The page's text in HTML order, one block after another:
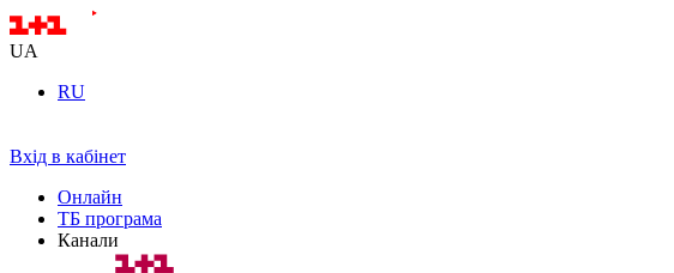
UA
RU
Вхід в кабінет
Онлайн
ТБ програма
Канали